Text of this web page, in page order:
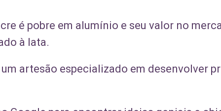
é pobre em alumínio e seu valor no
à lata.
artesão especializado em desenvolver